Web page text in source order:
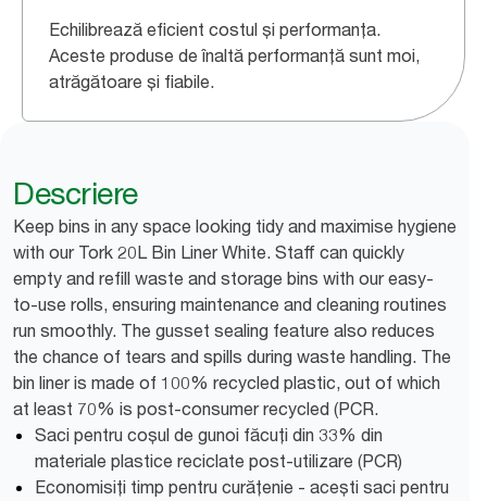
Echilibrează eficient costul și performanța.
Aceste produse de înaltă performanță sunt moi,
atrăgătoare și fiabile.
Descriere
Keep bins in any space looking tidy and maximise hygiene
with our Tork 20L Bin Liner White. Staff can quickly
empty and refill waste and storage bins with our easy-
to-use rolls, ensuring maintenance and cleaning routines
run smoothly. The gusset sealing feature also reduces
the chance of tears and spills during waste handling. The
bin liner is made of 100% recycled plastic, out of which
at least 70% is post-consumer recycled (PCR.
Saci pentru coșul de gunoi făcuți din 33% din
materiale plastice reciclate post-utilizare (PCR)
Economisiți timp pentru curățenie - acești saci pentru